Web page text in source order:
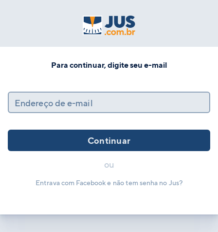
Para continuar, digite seu e-mail
Endereço de e-mail
Continuar
ou
Entrava com Facebook e não tem senha no Jus?